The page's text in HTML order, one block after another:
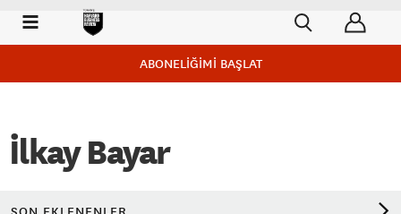
ABONELİĞİMİ BAŞLAT
İlkay Bayar